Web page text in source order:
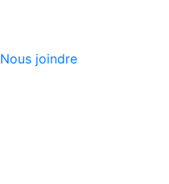
Nous joindre